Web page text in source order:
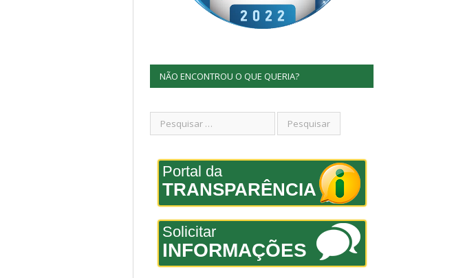
NÃO ENCONTROU O QUE QUERIA?
Portal da
TRANSPARÊNCIA
Solicitar
INFORMAÇÕES